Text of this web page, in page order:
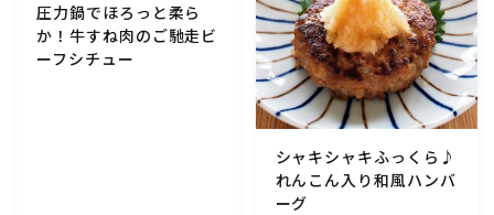
豆腐・厚揚げ・油揚げ・納豆・豆類・豆製品料理
缶詰料理(ツナ・サバ・いわし・ホタテ貝柱・コーン
行事食(おせち・ハロウィン・クリスマス・雛祭り・子
圧力鍋でほろっと柔ら
か！牛すね肉のご馳走ビ
ーフシチュー
シャキシャキふっくら♪
れんこん入り和風ハンバ
ーグ